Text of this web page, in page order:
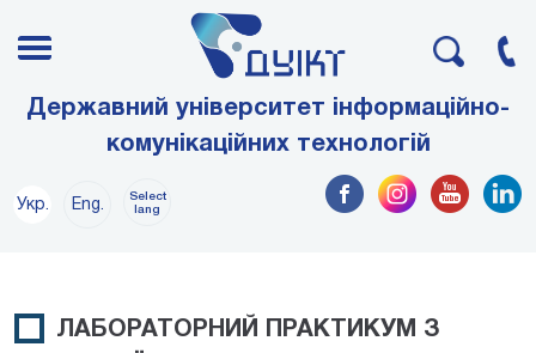
Державний університет інформаційно-
комунікаційних технологій
Укр. Eng.
Select
lang
ЛАБОРАТОРНИЙ ПРАКТИКУМ З